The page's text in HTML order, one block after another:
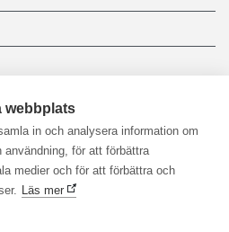
webbplats
in och analysera information om
användning, för att förbättra
medier och för att förbättra och
Läs mer